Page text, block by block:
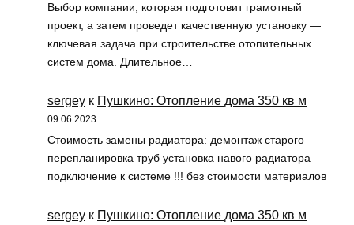
Выбор компании, которая подготовит грамотный
проект, а затем проведет качественную установку —
ключевая задача при строительстве отопительных
систем дома. Длительное…
sergey к Пушкино: Отопление дома 350 кв м
09.06.2023
Стоимость замены радиатора: демонтаж старого
перепланировка труб установка навого радиатора
подключение к системе !!! без стоимости материалов
sergey к Пушкино: Отопление дома 350 кв м